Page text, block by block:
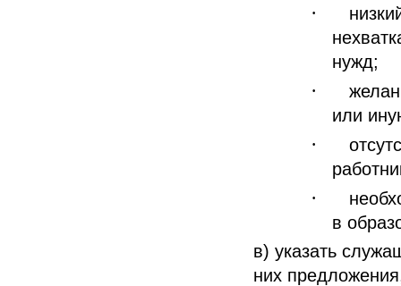
·
нужд;
·
или
·
·
в
в) указать
них